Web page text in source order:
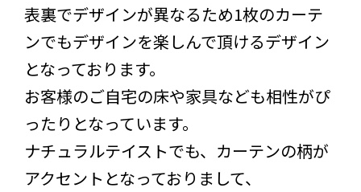
表裏でデザインが異なるため1枚のカーテ
ンでもデザインを楽しんで頂けるデザイン
となっております。
お客様のご自宅の床や家具なども相性がぴ
ったりとなっています。
ナチュラルテイストでも、カーテンの柄が
アクセントとなっておりまして、